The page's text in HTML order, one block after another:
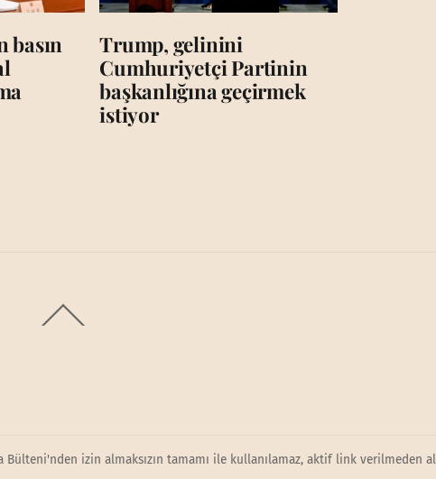
basın
Trump, gelinini
Cumhuriyetçi Partinin
başkanlığına geçirmek
istiyor
To
izin almaksızın tamamı ile kullanılamaz, aktif link verilmeden